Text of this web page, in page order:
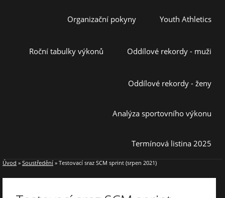
Organizační pokyny Youth Athletics
Roční tabulky výkonů Oddílové rekordy - muži
Oddílové rekordy - ženy
Analýza sportovního výkonu
Termínová listina 2025
Úvod » Soustředění » Testovací sraz SCM sprint (srpen 2021)